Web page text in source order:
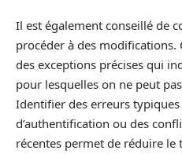
Il est également conseillé de
procéder à des modifications.
des exceptions précises qui
pour lesquelles on ne peut
Identifier des erreurs
d’authentification ou des
récentes permet de réduire le